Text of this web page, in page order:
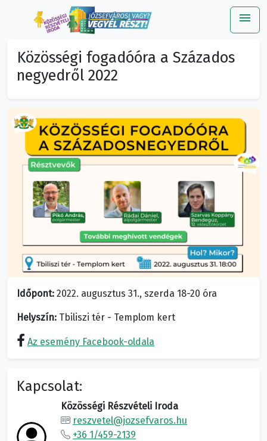
menu
Közösségi fogadóóra a Százados
negyedről 2022
Időpont: 2022. augusztus 31., szerda 18-20 óra
Helyszín: Tbiliszi tér - Templom kert
Az esemény Facebook-oldala
Kapcsolat:
Közösségi Részvételi Iroda
reszvetel@jozsefvaros.hu
+36 1/459-2139